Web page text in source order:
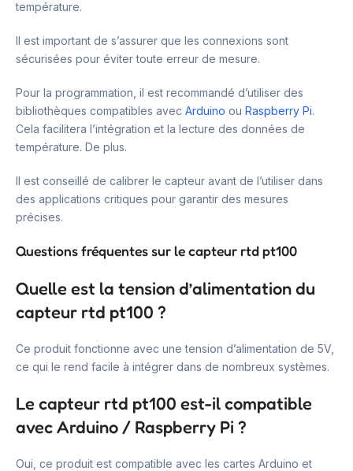
température.
Il est important de s’assurer que les connexions sont
sécurisées pour éviter toute erreur de mesure.
Pour la programmation, il est recommandé d’utiliser des
bibliothèques compatibles avec Arduino ou Raspberry Pi.
Cela facilitera l’intégration et la lecture des données de
température. De plus.
Il est conseillé de calibrer le capteur avant de l’utiliser dans
des applications critiques pour garantir des mesures
précises.
Questions fréquentes sur le capteur rtd pt100
Quelle est la tension d’alimentation du
capteur rtd pt100 ?
Ce produit fonctionne avec une tension d’alimentation de 5V,
ce qui le rend facile à intégrer dans de nombreux systèmes.
Le capteur rtd pt100 est-il compatible
avec Arduino / Raspberry Pi ?
Oui, ce produit est compatible avec les cartes Arduino et